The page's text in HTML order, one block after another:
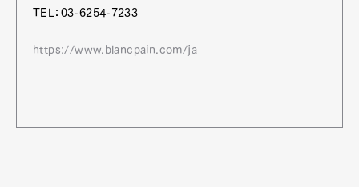
TEL：03-6254-7233
https://www.blancpain.com/ja